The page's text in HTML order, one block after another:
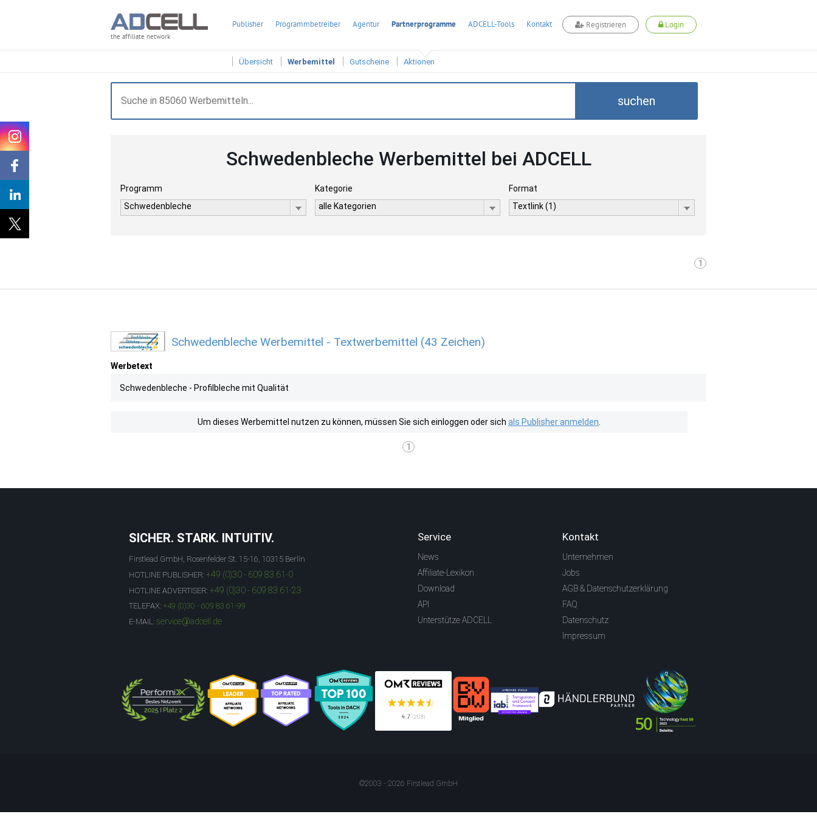
the affiliate network
Publisher Programmbetreiber Agentur Partnerprogramme ADCELL-Tools Kontakt Registrieren Login
Übersicht Werbemittel Gutscheine Aktionen
suchen
Schwedenbleche Werbemittel bei ADCELL
Programm
Schwedenbleche
Kategorie
alle Kategorien
Format
Textlink (1)
1
Schwedenbleche Werbemittel - Textwerbemittel (43 Zeichen)
Werbetext
Schwedenbleche - Profilbleche mit Qualität
Um dieses Werbemittel nutzen zu können, müssen Sie sich einloggen oder sich als Publisher anmelden
1
SICHER. STARK. INTUITIV.
Firstlead GmbH, Rosenfelder St. 15-16, 10315 Berlin
HOTLINE PUBLISHER: +49 (0)30 - 609 83 61-0
HOTLINE ADVERTISER: +49 (0)30 - 609 83 61-23
TELEFAX: +49 (0)30 - 609 83 61-99
E-MAIL: service@adcell.de
Service
News
Affiliate-Lexikon
Download
API
Unterstütze ADCELL
Kontakt
Unternehmen
Jobs
AGB & Datenschutzerklärung
FAQ
Datenschutz
Impressum
©2003 - 2026 Firstlead GmbH